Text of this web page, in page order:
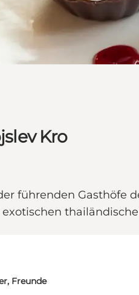
Kro
führenden Gasthöfe
Freunde